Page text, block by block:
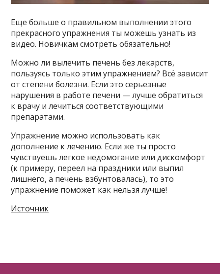
Еще больше о правильном выполнении этого
прекрасного упражнения ты можешь узнать из
видео. Новичкам смотреть обязательно!
Можно ли вылечить печень без лекарств,
пользуясь только этим упражнением? Всё зависит
от степени болезни. Если это серьезные
нарушения в работе печени — лучше обратиться
к врачу и лечиться соответствующими
препаратами.
Упражнение можно использовать как
дополнение к лечению. Если же ты просто
чувствуешь легкое недомогание или дискомфорт
(к примеру, переел на праздники или выпил
лишнего, а печень взбунтовалась), то это
упражнение поможет как нельзя лучше!
Источник